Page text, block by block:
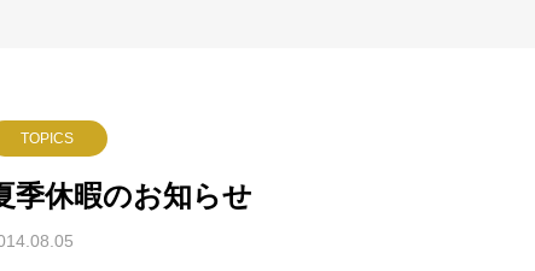
TOPICS
季休暇のお知らせ